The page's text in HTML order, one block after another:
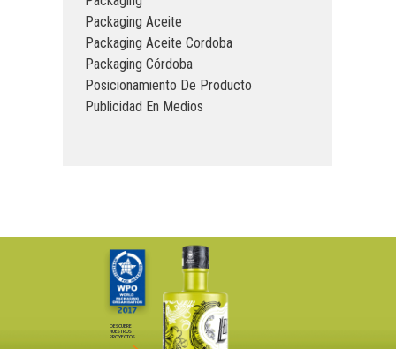
Packaging Aceite
Packaging Aceite Cordoba
Packaging Córdoba
Posicionamiento De Producto
Publicidad En Medios
DESCUBRE
NUESTROS
PROYECTOS